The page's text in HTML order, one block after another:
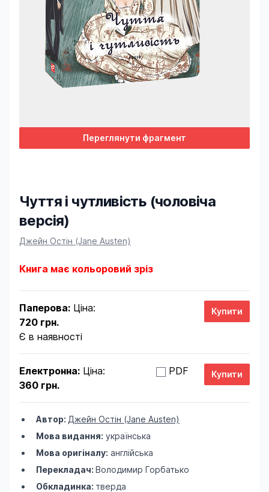
Переглянути фрагмент
Чуття і чутливість (чоловіча
версія)
Product information
Джейн Остін (Jane Austen)
Книга має кольоровий зріз
Паперова: Ціна:
720 грн.
Є в наявності
Електронна: Ціна:
360 грн.
PDF
Автор: Джейн Остін (Jane Austen)
Мова видання: українська
Мова оригіналу: англійська
Перекладач: Володимир Горбатько
Обкладинка: тверда